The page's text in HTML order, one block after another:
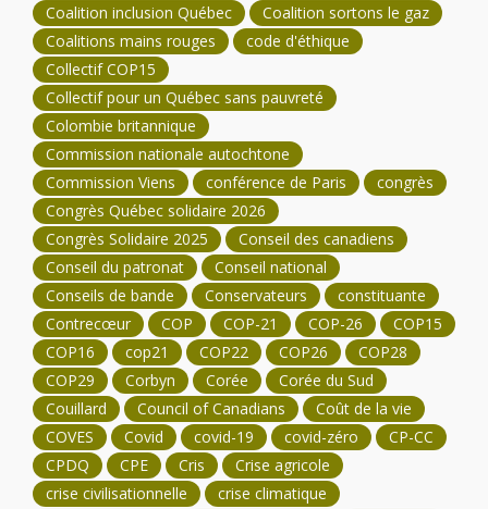
Coalition inclusion Québec
Coalition sortons le gaz
Coalitions mains rouges
code d'éthique
Collectif COP15
Collectif pour un Québec sans pauvreté
Colombie britannique
Commission nationale autochtone
Commission Viens
conférence de Paris
congrès
Congrès Québec solidaire 2026
Congrès Solidaire 2025
Conseil des canadiens
Conseil du patronat
Conseil national
Conseils de bande
Conservateurs
constituante
Contrecœur
COP COP-21 COP-26
COP15
COP16
cop21 COP22 COP26
COP28
COP29
Corbyn Corée
Corée du Sud
Couillard
Council of Canadians
Coût de la vie
COVES
Covid covid-19 covid-zéro
CP-CC
CPDQ
CPE Cris
Crise agricole
crise civilisationnelle
crise climatique